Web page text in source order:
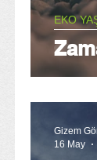
EKO
Gizem
16 May